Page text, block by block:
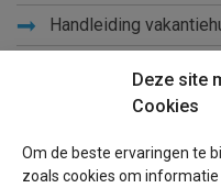
Deze site
Cookies
Om de beste ervaringen te
zoals cookies om
Handleiding
Leer ons kennen
Privacy